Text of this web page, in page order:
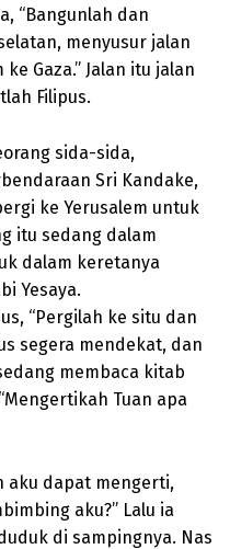
“Bangunlah dan
menyusur jalan
Gaza.” Jalan itu jalan
Filipus.
sida-sida,
Sri Kandake,
ke Yerusalem untuk
itu sedang dalam
dalam keretanya
Yesaya.
“Pergilah ke situ dan
segera mendekat, dan
membaca kitab
Tuan apa
aku dapat mengerti,
aku?” Lalu ia
di sampingnya. Nas